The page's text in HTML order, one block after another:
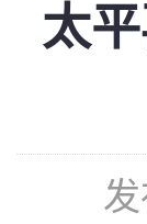
太